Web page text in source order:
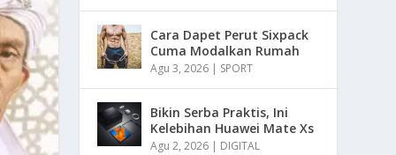
Cara Dapet Perut Sixpack
Cuma Modalkan Rumah
Agu 3, 2026 | SPORT
Bikin Serba Praktis, Ini
Kelebihan Huawei Mate Xs
Agu 2, 2026 | DIGITAL